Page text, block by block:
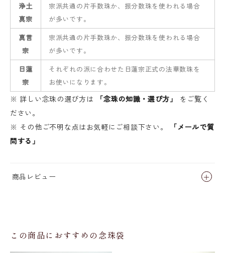
浄土
真宗
宗派共通の片手数珠か、振分数珠を使われる場合
が多いです。
真言
宗
宗派共通の片手数珠か、振分数珠を使われる場合
が多いです。
日蓮
宗
それぞれの派に合わせた日蓮宗正式の法華数珠を
お使いになります。
※ 詳しい念珠の選び方は 「念珠の知識・選び方」
をご覧く
ださい。
※ その他ご不明な点はお気軽にご相談下さい。
「メールで質
問する」
商品レビュー
この商品におすすめの念珠袋